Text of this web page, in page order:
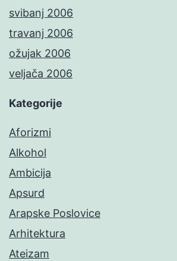
svibanj 2006
travanj 2006
ožujak 2006
veljača 2006
Kategorije
Aforizmi
Alkohol
Ambicija
Apsurd
Arapske Poslovice
Arhitektura
Ateizam